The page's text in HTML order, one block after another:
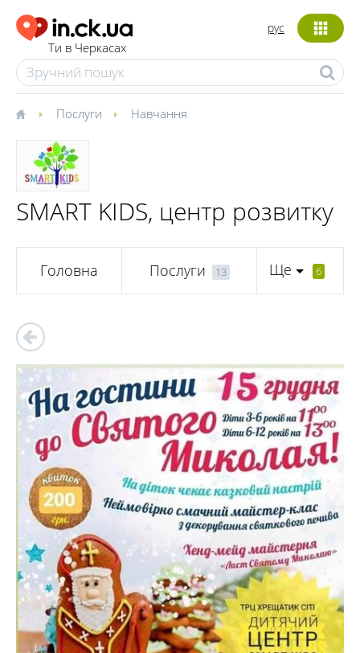
Ти в Черкасах
рус
Послуги Навчання
SMART KIDS, центр розвитку
Головна Послуги 13 Ще 6